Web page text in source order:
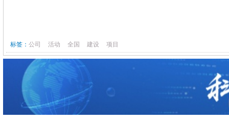
标签： 公司 活动 全国 建设 项目